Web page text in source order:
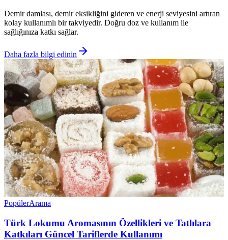
Demir damlası, demir eksikliğini gideren ve enerji seviyesini artıran
kolay kullanımlı bir takviyedir. Doğru doz ve kullanım ile
sağlığınıza katkı sağlar.
Daha fazla bilgi edinin
PopülerArama
Türk Lokumu Aromasının Özellikleri ve Tatlılara
Katkıları Güncel Tariflerde Kullanımı